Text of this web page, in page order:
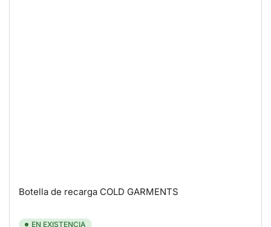
Botella de recarga COLD GARMENTS
EN EXISTENCIA